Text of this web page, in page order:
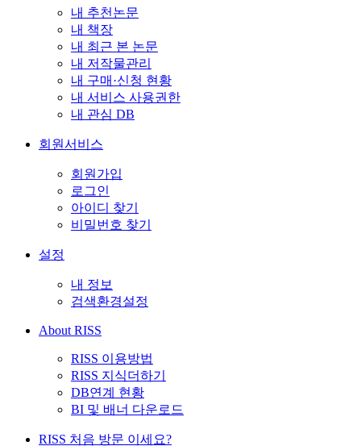
내 추천논문
내 책장
내 최근 본 논문
내 저작물관리
내 구매·신청 현황
내 서비스 사용권한
내 관심 DB
회원서비스
회원가입
로그인
아이디 찾기
비밀번호 찾기
설정
내 정보
검색환경설정
About RISS
RISS 이용방법
RISS 지식더하기
DB연계 현황
BI 및 배너 다운로드
RISS 처음 방문 이세요?